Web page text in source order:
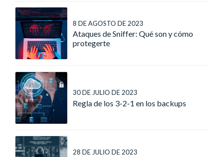
8 DE AGOSTO DE 2023
Ataques de Sniffer: Qué son y cómo
protegerte
30 DE JULIO DE 2023
Regla de los 3-2-1 en los backups
28 DE JULIO DE 2023